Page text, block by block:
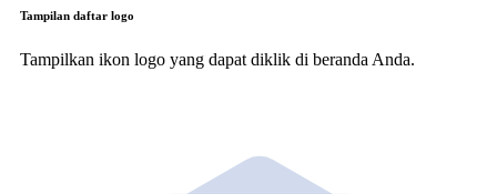
Tampilan daftar logo
Tampilkan ikon logo yang dapat diklik di beranda Anda.